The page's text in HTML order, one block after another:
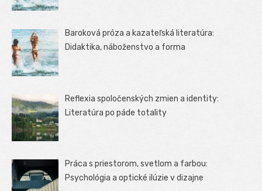
Baroková próza a kazateľská literatúra:
Didaktika, náboženstvo a forma
Reflexia spoločenských zmien a identity:
Literatúra po páde totality
Práca s priestorom, svetlom a farbou:
Psychológia a optické ilúzie v dizajne